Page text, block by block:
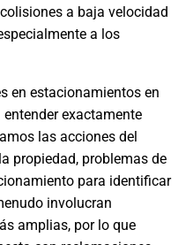
a baja velocidad
a los
en estacionamientos en
exactamente
las acciones del
propiedad, problemas de
para identificar
involucran
amplias, por lo que